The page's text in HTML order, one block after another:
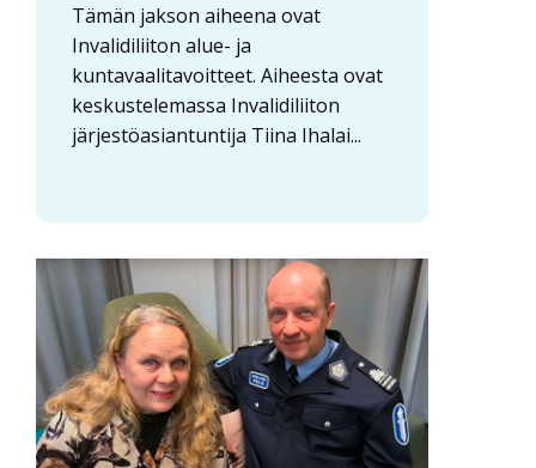
Tämän jakson aiheena ovat
Invalidiliiton alue- ja
kuntavaalitavoitteet. Aiheesta ovat
keskustelemassa Invalidiliiton
järjestöasiantuntija Tiina Ihalai...